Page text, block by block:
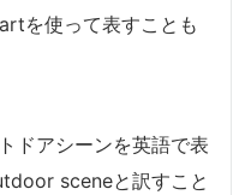
を使って表すことも
ドアシーンを英語で表
sceneと訳すこと